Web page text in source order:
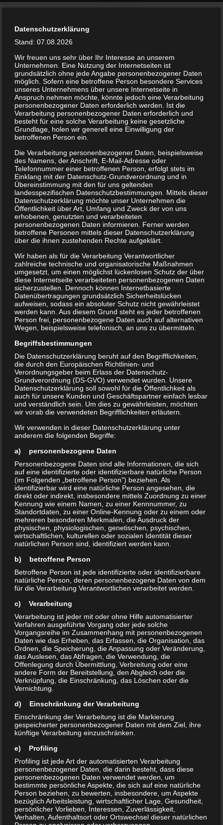
kontakt@bsv-lockwitzgrund.de
Sponsoren
Ein großes Dankeschön an unsere
Sponsoren, ohne deren Unterstützung
vieles nicht mögliche wäre!!
Alle Sponsoren-Logos sind interaktive
Schaltflächen. Klickt einfach drauf und
lasst euch anzeigen was sich dahinter
verbirgt. Wenn ihr euch entschließen
solltet einen unserer Sponsoren
aufzusuchen, dann grüßt schön im
Namen des BSV Lockwitzgrund und
bedankt euch für die Unterstützung.
Datenschutzerklärung
Stand: 07.08.2026
Wir freuen uns sehr über Ihr Interesse an unserem
Unternehmen. Eine Nutzung der Internetseiten ist
grundsätzlich ohne jede Angabe personenbezogener Daten
möglich. Sofern eine betroffene Person besondere Services
unseres Unternehmens über unsere Internetseite in
Anspruch nehmen möchte, könnte jedoch eine Verarbeitung
personenbezogener Daten erforderlich werden. Ist die
Verarbeitung personenbezogener Daten erforderlich und
besteht für eine solche Verarbeitung keine gesetzliche
Grundlage, holen wir generell eine Einwilligung der
betroffenen Person ein.
Die Verarbeitung personenbezogener Daten, beispielsweise
des Namens, der Anschrift, E-Mail-Adresse oder
Telefonnummer einer betroffenen Person, erfolgt stets im
Einklang mit der Datenschutz-Grundverordnung und in
Übereinstimmung mit den für uns geltenden
landesspezifischen Datenschutzbestimmungen. Mittels dieser
Datenschutzerklärung möchte unser Unternehmen die
Öffentlichkeit über Art, Umfang und Zweck der von uns
erhobenen, genutzten und verarbeiteten
personenbezogenen Daten informieren. Ferner werden
betroffene Personen mittels dieser Datenschutzerklärung
über die ihnen zustehenden Rechte aufgeklärt.
Wir haben als für die Verarbeitung Verantwortlicher
zahlreiche technische und organisatorische Maßnahmen
umgesetzt, um einen möglichst lückenlosen Schutz der über
diese Internetseite verarbeiteten personenbezogenen Daten
sicherzustellen. Dennoch können Internetbasierte
Datenübertragungen grundsätzlich Sicherheitslücken
aufweisen, sodass ein absoluter Schutz nicht gewährleistet
werden kann. Aus diesem Grund steht es jeder betroffenen
Person frei, personenbezogene Daten auch auf alternativen
Wegen, beispielsweise telefonisch, an uns zu übermitteln.
Begriffsbestimmungen
Die Datenschutzerklärung beruht auf den Begrifflichkeiten,
die durch den Europäischen Richtlinien- und
Verordnungsgeber beim Erlass der Datenschutz-
Grundverordnung (DS-GVO) verwendet wurden. Unsere
Datenschutzerklärung soll sowohl für die Öffentlichkeit als
auch für unsere Kunden und Geschäftspartner einfach lesbar
und verständlich sein. Um dies zu gewährleisten, möchten
wir vorab die verwendeten Begrifflichkeiten erläutern.
Wir verwenden in dieser Datenschutzerklärung unter
anderem die folgenden Begriffe:
a) personenbezogene Daten
Personenbezogene Daten sind alle Informationen, die sich
auf eine identifizierte oder identifizierbare natürliche Person
(im Folgenden „betroffene Person") beziehen. Als
identifizierbar wird eine natürliche Person angesehen, die
direkt oder indirekt, insbesondere mittels Zuordnung zu einer
Kennung wie einem Namen, zu einer Kennnummer, zu
Standortdaten, zu einer Online-Kennung oder zu einem oder
mehreren besonderen Merkmalen, die Ausdruck der
physischen, physiologischen, genetischen, psychischen,
wirtschaftlichen, kulturellen oder sozialen Identität dieser
natürlichen Person sind, identifiziert werden kann.
b) betroffene Person
Betroffene Person ist jede identifizierte oder identifizierbare
natürliche Person, deren personenbezogene Daten von dem
für die Verarbeitung Verantwortlichen verarbeitet werden.
c) Verarbeitung
Verarbeitung ist jeder mit oder ohne Hilfe automatisierter
Verfahren ausgeführte Vorgang oder jede solche
Vorgangsreihe im Zusammenhang mit personenbezogenen
Daten wie das Erheben, das Erfassen, die Organisation, das
Ordnen, die Speicherung, die Anpassung oder Veränderung,
das Auslesen, das Abfragen, die Verwendung, die
Offenlegung durch Übermittlung, Verbreitung oder eine
andere Form der Bereitstellung, den Abgleich oder die
Verknüpfung, die Einschränkung, das Löschen oder die
Vernichtung.
d) Einschränkung der Verarbeitung
Einschränkung der Verarbeitung ist die Markierung
gespeicherter personenbezogener Daten mit dem Ziel, ihre
künftige Verarbeitung einzuschränken.
e) Profiling
Profiling ist jede Art der automatisierten Verarbeitung
personenbezogener Daten, die darin besteht, dass diese
personenbezogenen Daten verwendet werden, um
bestimmte persönliche Aspekte, die sich auf eine natürliche
Person beziehen, zu bewerten, insbesondere, um Aspekte
bezüglich Arbeitsleistung, wirtschaftlicher Lage, Gesundheit,
persönlicher Vorlieben, Interessen, Zuverlässigkeit,
Verhalten, Aufenthaltsort oder Ortswechsel dieser natürlichen